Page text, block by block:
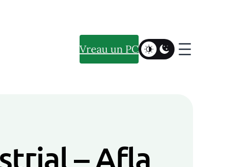
Vreau un PC
– Afla